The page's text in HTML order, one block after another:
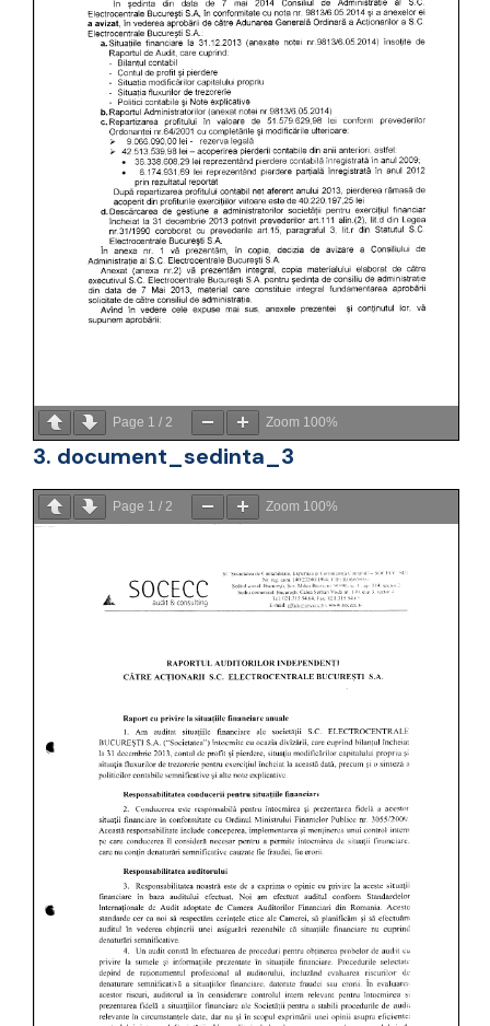
Page 1 / 2 Zoom 100%
3. document_sedinta_3
Page 1 / 2 Zoom 100%